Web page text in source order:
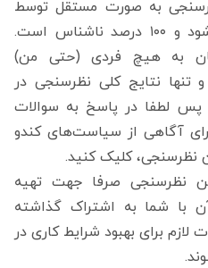
به صورت مستقل توسط
پلتفرم کندو برگزار می‌شود و ۱۰۰ درصد ناشناس است.
به هیچ فردی (حتی من)
تنها نتایج کلی نظرسنجی در
پس لطفا در پاسخ به سوالات
آگاهی از سیاست‌های کندو
کلیک کنید.
نظرسنجی صرفا جهت تهیه
با شما به اشتراک گذاشته
برای بهبود شرایط کاری در